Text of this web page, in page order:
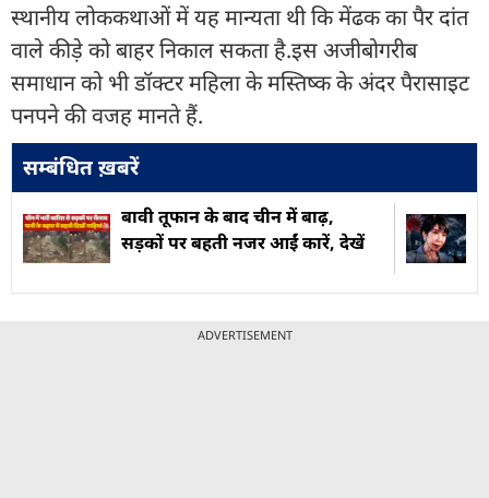
स्थानीय लोककथाओं में यह मान्यता थी कि मेंढक का पैर दांत
वाले कीड़े को बाहर निकाल सकता है.इस अजीबोगरीब
समाधान को भी डॉक्टर महिला के मस्तिष्क के अंदर पैरासाइट
पनपने की वजह मानते हैं.
सम्बंधित ख़बरें
बावी तूफान के बाद चीन में बाढ़,
सड़कों पर बहती नजर आईं कारें, देखें
ADVERTISEMENT